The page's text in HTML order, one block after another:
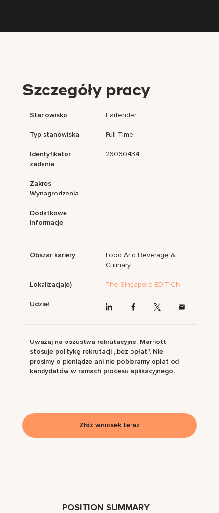
POSITION SUMMARY
Szczegóły pracy
Stanowisko Bartender
Typ stanowiska Full Time
Identyfikator
zadania
26060434
Zakres
Wynagrodzenia
Dodatkowe
informacje
Obszar kariery
Food And Beverage &
Culinary
Lokalizacja(e) The Singapore EDITION
Udział
Uważaj na oszustwa rekrutacyjne. Marriott
stosuje politykę rekrutacji „bez opłat”. Nie
prosimy o pieniądze ani nie pobieramy opłat od
kandydatów w ramach procesu aplikacyjnego.
Złóż wniosek teraz